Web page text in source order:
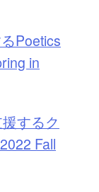
Poetics
in
するク
Fall